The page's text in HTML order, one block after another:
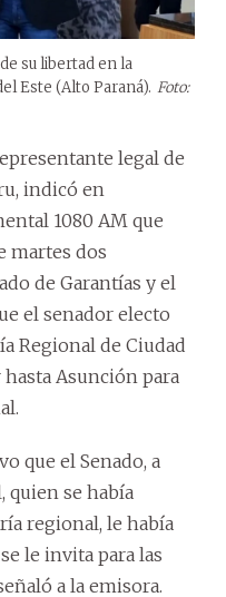
su libertad en la
Este (Alto Paraná). Foto:
legal de
indicó en
1080 AM que
martes dos
de Garantías y el
el senador electo
Regional de Ciudad
hasta Asunción para
que el Senado, a
quien se había
regional, le había
le invita para las
a la emisora.